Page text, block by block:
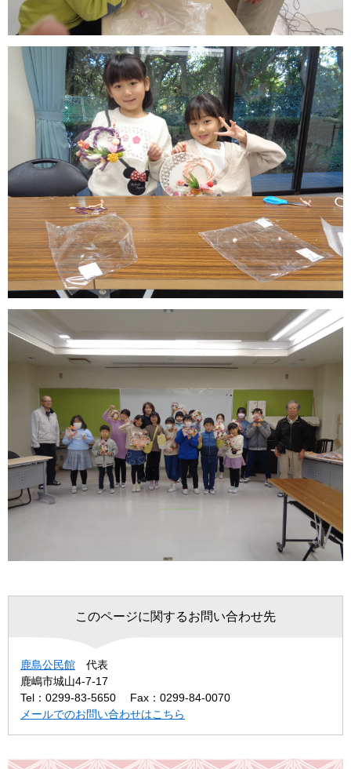
このページに関するお問い合わせ先
鹿島公民館
代表
鹿嶋市城山4-7-17
Tel：0299-83-5650
Fax：0299-84-0070
メールでのお問い合わせはこちら